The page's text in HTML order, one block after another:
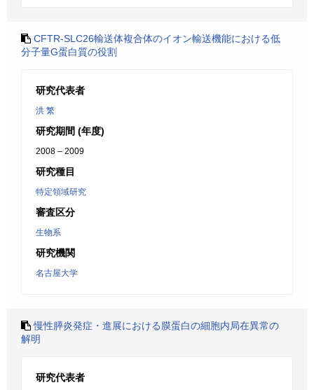
CFTR-SLC26輸送体複合体のイオン輸送機能における低
分子量G蛋白質の役割
研究代表者
洪 繁
研究期間 (年度)
2008 – 2009
研究種目
特定領域研究
審査区分
生物系
研究機関
名古屋大学
慢性膵炎発症・進展における膜蛋白の細胞内局在異常の
解明
研究代表者